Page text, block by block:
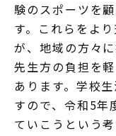
験のスポーツを
す。これらをよ
が、地域の方々
先生方の負担を
あります。学校
すので、令和5年
ていこうという